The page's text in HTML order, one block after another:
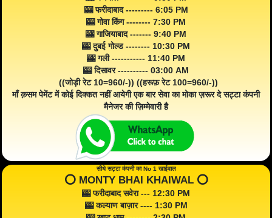
🎰 फरीदाबाद --------- 6:05 PM
🎰 गोवा किंग -------- 7:30 PM
🎰 गाजियाबाद ------- 9:40 PM
🎰 दुबई गोल्ड -------- 10:30 PM
🎰 गली ----------- 11:40 PM
🎰 दिसावर ---------- 03:00 AM
((जोड़ी रेट 10=960/-)) ((हरूफ़ रेट 100=960/-))
माँ क़सम पेमेंट में कोई दिक्कत नहीं आयेगी एक बार सेवा का मोका ज़रूर दे सट्टा कंपनी
मैनेजर की ज़िम्मेवारी है
सीधे सट्टा कंपनी का No 1 खाईवाल
⭕️ MONTY BHAI KHAIWAL ⭕️
🎰 फरीदाबाद सवेरा --- 12:30 PM
🎰 कल्याण बाज़ार ---- 1:30 PM